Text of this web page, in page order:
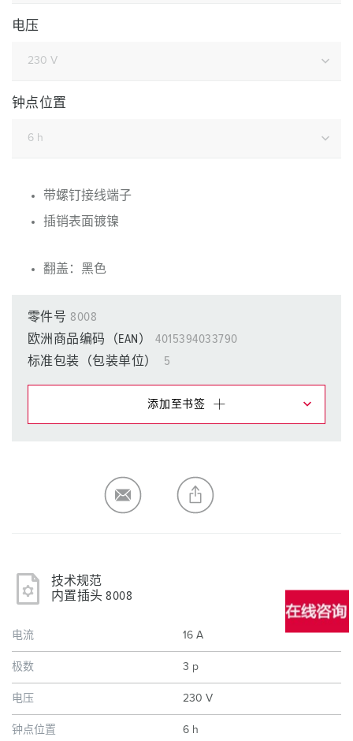
电压
钟点位置
带螺钉接线端子
插销表面镀镍
翻盖：黑色
零件号 8008
欧洲商品编码（EAN）
4015394033790
标准包装（包装单位）
5
添加至书签
生成新清单
技术规范
内置插头 8008
电流 16 A
极数 3 p
电压 230 V
钟点位置 6 h